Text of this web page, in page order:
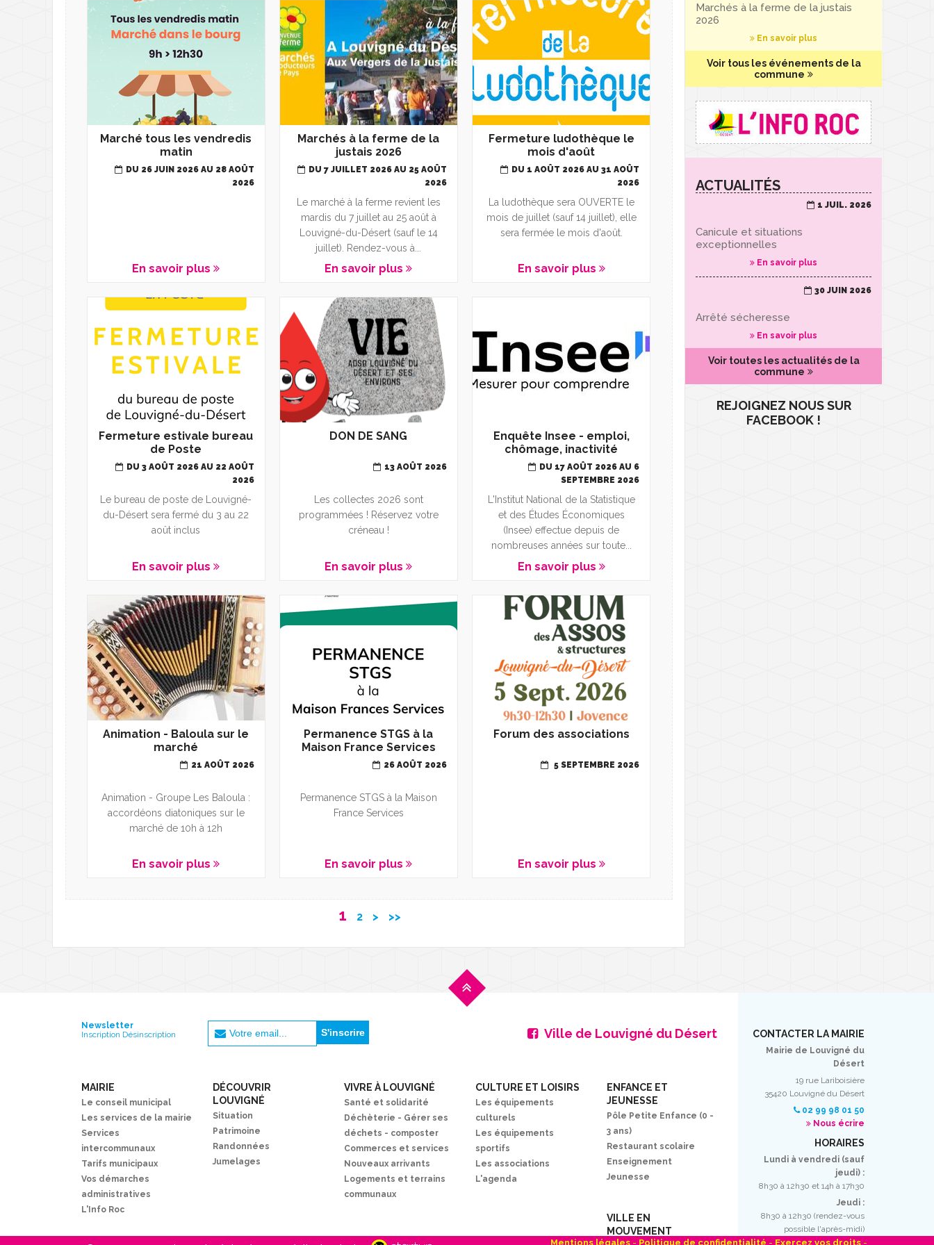
Déchèterie - Gérer ses déchets - composter
Déchets ménagers
Tri sélectif
Déchetterie
Compostage
Mon foyer zéro déchet
Santé et solidarité La Maison de Santé
Annuaire médical et paramédical
ADMR
Le centre social - L'Oasis
Marché tous les vendredis
matin
DU 26 JUIN 2026 AU 28 AOÛT
2026
En savoir plus
Marchés à la ferme de la
justais 2026
DU 7 JUILLET 2026 AU 25 AOÛT
2026
Le marché à la ferme revient les
mardis du 7 juillet au 25 août à
Louvigné-du-Désert (sauf le 14
juillet). Rendez-vous à...
En savoir plus
Fermeture ludothèque le
mois d'août
DU 1 AOÛT 2026 AU 31 AOÛT
2026
La ludothèque sera OUVERTE le
mois de juillet (sauf 14 juillet), elle
sera fermée le mois d'août.
En savoir plus
Fermeture estivale bureau
de Poste
DU 3 AOÛT 2026 AU 22 AOÛT
2026
Le bureau de poste de Louvigné-
du-Désert sera fermé du 3 au 22
août inclus
En savoir plus
DON DE SANG
13 AOÛT 2026
Les collectes 2026 sont
programmées ! Réservez votre
créneau !
En savoir plus
Enquête Insee - emploi,
chômage, inactivité
DU 17 AOÛT 2026 AU 6
SEPTEMBRE 2026
L'Institut National de la Statistique
et des Études Économiques
(Insee) effectue depuis de
nombreuses années sur toute...
En savoir plus
Animation - Baloula sur le
marché
21 AOÛT 2026
Animation - Groupe Les Baloula :
accordéons diatoniques sur le
marché de 10h à 12h
En savoir plus
Permanence STGS à la
Maison France Services
26 AOÛT 2026
Permanence STGS à la Maison
France Services
En savoir plus
Forum des associations
5 SEPTEMBRE 2026
En savoir plus
1 2 > >>
Marchés à la ferme de la justais
2026
En savoir plus
Voir tous les événements de la
commune
ACTUALITÉS
1 JUIL. 2026
Canicule et situations
exceptionnelles
En savoir plus
30 JUIN 2026
Arrêté sécheresse
En savoir plus
Voir toutes les actualités de la
commune
REJOIGNEZ NOUS SUR
FACEBOOK !
Newsletter
Inscription Désinscription
Ville de Louvigné du Désert
MAIRIE
Le conseil municipal
Les services de la mairie
Services
intercommunaux
Tarifs municipaux
Vos démarches
administratives
L'Info Roc
DÉCOUVRIR
LOUVIGNÉ
Situation
Patrimoine
Randonnées
Jumelages
VIVRE À LOUVIGNÉ
Santé et solidarité
Déchèterie - Gérer ses
déchets - composter
Commerces et services
Nouveaux arrivants
Logements et terrains
communaux
CULTURE ET LOISIRS
Les équipements
culturels
Les équipements
sportifs
Les associations
L'agenda
ENFANCE ET
JEUNESSE
Pôle Petite Enfance (0 -
3 ans)
Restaurant scolaire
Enseignement
Jeunesse
VILLE EN
MOUVEMENT
CONTACTER LA MAIRIE
Mairie de Louvigné du
Désert
19 rue Lariboisière
35420 Louvigné du Désert
02 99 98 01 50
Nous écrire
HORAIRES
Lundi à vendredi (sauf
jeudi) :
8h30 à 12h30 et 14h à 17h30
Jeudi :
8h30 à 12h30 (rendez-vous
possible l'après-midi)
Mentions légales - Politique de confidentialité - Exercez vos droits -